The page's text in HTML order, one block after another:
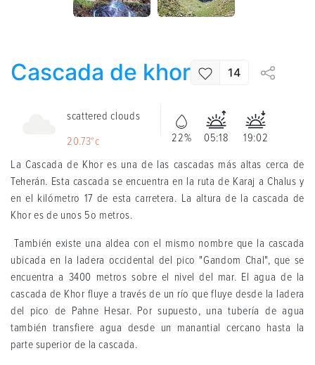
Cascada de khor 14
scattered clouds
20.73°c
22% 05:18
19:02
La Cascada de Khor es una de las cascadas más altas cerca de
Teherán. Esta cascada se encuentra en la ruta de Karaj a Chalus y
en el kilómetro 17 de esta carretera. La altura de la cascada de
Khor es de unos 5o metros.
También existe una aldea con el mismo nombre que la cascada
ubicada en la ladera occidental del pico "Gandom Chal", que se
encuentra a 3400 metros sobre el nivel del mar. El agua de la
cascada de Khor fluye a través de un río que fluye desde la ladera
del pico de Pahne Hesar. Por supuesto, una tubería de agua
también transfiere agua desde un manantial cercano hasta la
parte superior de la cascada.